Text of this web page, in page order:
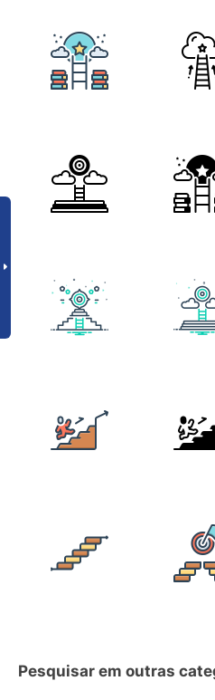
Pesquisar em outras